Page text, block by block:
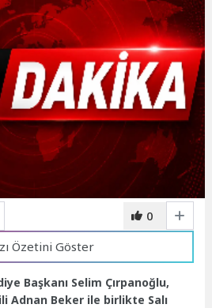
0
Özetini Göster
Başkanı Selim Çırpanoğlu,
Adnan Beker ile birlikte Salı